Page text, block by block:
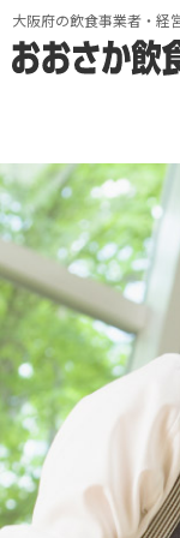
大阪府の飲食事業者・経